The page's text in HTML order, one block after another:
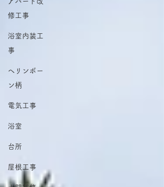
修工事
浴室内装工
事
ヘリンボー
ン柄
電気工事
浴室
台所
屋根工事